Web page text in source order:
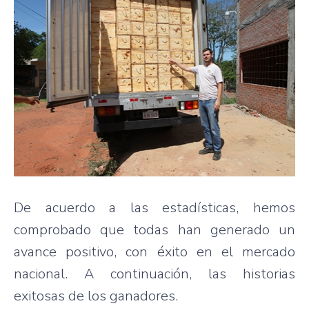
De acuerdo a las estadísticas, hemos
comprobado que todas han generado un
avance positivo, con éxito en el mercado
nacional. A continuación, las historias
exitosas de los ganadores.